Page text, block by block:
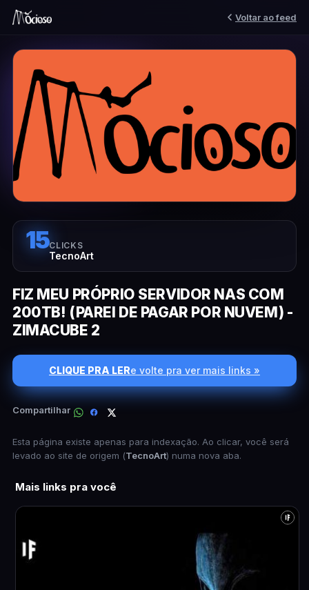
Voltar ao feed
15CLICKS
TecnoArt
FIZ MEU PRÓPRIO SERVIDOR NAS COM
200TB! (PAREI DE PAGAR POR NUVEM) -
ZIMACUBE 2
CLIQUE PRA LERe volte pra ver mais links »
Compartilhar
Esta página existe apenas para indexação. Ao clicar, você será
levado ao site de origem (TecnoArt) numa nova aba.
Mais links pra você